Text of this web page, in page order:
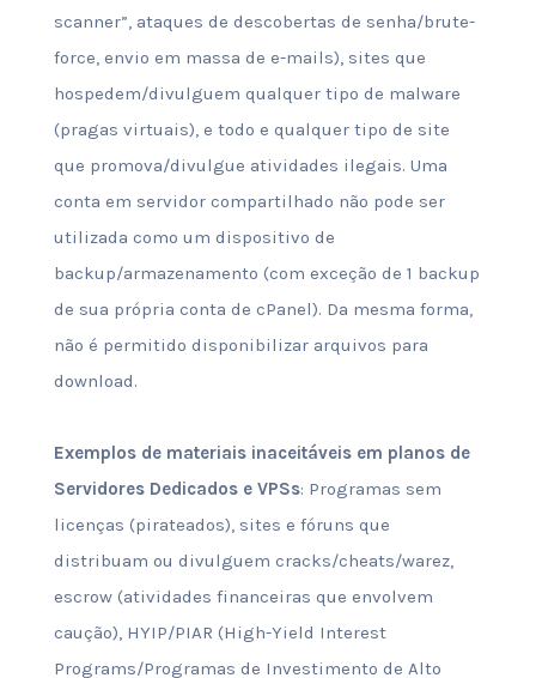
scanner”, ataques de descobertas de senha/brute-
force, envio em massa de e-mails), sites que
hospedem/divulguem qualquer tipo de malware
(pragas virtuais), e todo e qualquer tipo de site
que promova/divulgue atividades ilegais. Uma
conta em servidor compartilhado não pode ser
utilizada como um dispositivo de
backup/armazenamento (com exceção de 1 backup
de sua própria conta de cPanel). Da mesma forma,
não é permitido disponibilizar arquivos para
download.
Exemplos de materiais inaceitáveis em planos de
Servidores Dedicados e VPSs: Programas sem
licenças (pirateados), sites e fóruns que
distribuam ou divulguem cracks/cheats/warez,
escrow (atividades financeiras que envolvem
caução), HYIP/PIAR (High-Yield Interest
Programs/Programas de Investimento de Alto